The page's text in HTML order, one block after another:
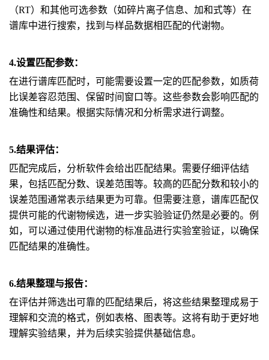
（RT）和其他可选参数（如碎片离子信息、加和式等）在
谱库中进行搜索，找到与样品数据相匹配的代谢物。
4.设置匹配参数：
在进行谱库匹配时，可能需要设置一定的匹配参数，如质荷
比误差容忍范围、保留时间窗口等。这些参数会影响匹配的
准确性和结果。根据实际情况和分析需求进行调整。
5.结果评估：
匹配完成后，分析软件会给出匹配结果。需要仔细评估结
果，包括匹配分数、误差范围等。较高的匹配分数和较小的
误差范围通常表示结果更为可靠。但需要注意，谱库匹配仅
提供可能的代谢物候选，进一步实验验证仍然是必要的。例
如，可以通过使用代谢物的标准品进行实验室验证，以确保
匹配结果的准确性。
6.结果整理与报告：
在评估并筛选出可靠的匹配结果后，将这些结果整理成易于
理解和交流的格式，例如表格、图表等。这将有助于更好地
理解实验结果，并为后续实验提供基础信息。